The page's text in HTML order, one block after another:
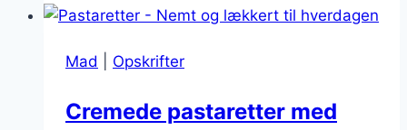
med
Mad
Opskrifter
Cremede pastaretter med